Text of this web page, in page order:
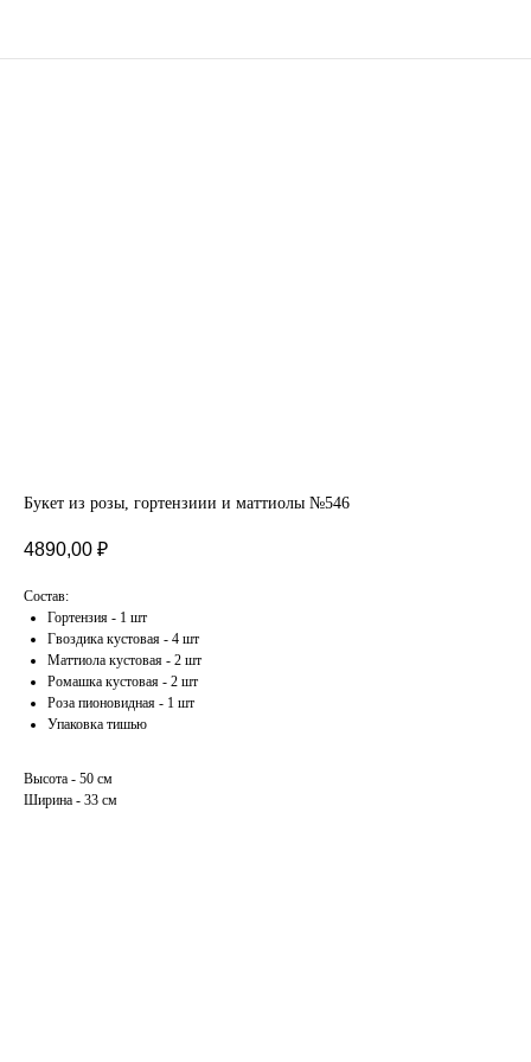
Букет из розы, гортензиии и маттиолы №546
4890,00 ₽
Состав:
Гортензия - 1 шт
Гвоздика кустовая - 4 шт
Маттиола кустовая - 2 шт
Ромашка кустовая - 2 шт
Роза пионовидная - 1 шт
Упаковка тишью
Высота - 50 см
Ширина - 33 см